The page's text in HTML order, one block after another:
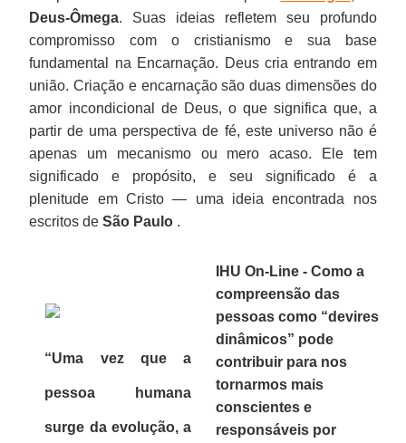
Deus-Ômega. Suas ideias refletem seu profundo
compromisso com o cristianismo e sua base
fundamental na Encarnação. Deus cria entrando em
união. Criação e encarnação são duas dimensões do
amor incondicional de Deus, o que significa que, a
partir de uma perspectiva de fé, este universo não é
apenas um mecanismo ou mero acaso. Ele tem
significado e propósito, e seu significado é a
plenitude em Cristo — uma ideia encontrada nos
escritos deSão Paulo .
“Uma vez que a
pessoa humana
surge da evolução, a
IHU On-Line - Como a
compreensão das
pessoas como “devires
dinâmicos” pode
contribuir para nos
tornarmos mais
conscientes e
responsáveis por